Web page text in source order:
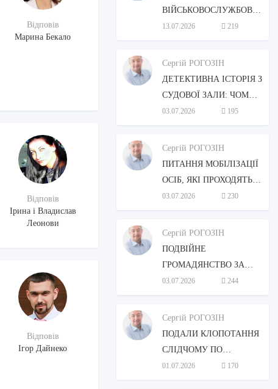
Відповів
Марина Бекало
Відповів
Ірина і Владислав
Леонови
Відповів
Ігор Дайнеко
ВІЙСЬКОВОСЛУЖБОВЕЦЬ
ЗВІЛЬНИТИСЯ ЗІ
СЛУЖБИ, ЯКЩО
ДРУЖИНА ПОТРЕБУЄ
ПОСТІЙНОГО
ДОГЛЯДУ?
13.07.2026 219
Сергій РОГОЗІН
ДЕТЕКТИВНА ІСТОРІЯ З
СУДОВОЇ ЗАЛИ: ЧОМУ
ПОЛІЦІЮ “СПІЙМАЛИ
НА ПОМИЛЦІ”?
03.07.2026 195
Сергій РОГОЗІН
ПИТАННЯ МОБІЛІЗАЦІЇ
ОСІБ, ЯКІ ПРОХОДЯТЬ
ЗАМІСНУ
ПІДТРИМУВАЛЬНУ
ТЕРАПІЮ (ЗПТ)
03.07.2026 230
Сергій РОГОЗІН
ПОДВІЙНЕ
ГРОМАДЯНСТВО ЗА
ЗАКОНОДАВСТВОМ
УКРАЇНИ, АНАЛІЗ,
МОЖЛИВОСТІ
НАБУТТЯ.
03.07.2026 244
Сергій РОГОЗІН
ПОДАЛИ КЛОПОТАННЯ
СЛІДЧОМУ ПО
КРИМІНАЛЬНОМУ
ПРОВАДЖЕННІ І
01.07.2026 170